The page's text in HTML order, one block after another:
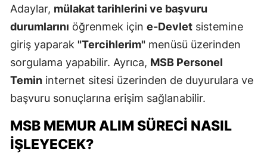
Adaylar, mülakat tarihlerini ve başvuru
durumlarını öğrenmek için e-Devlet sistemine
giriş yaparak "Tercihlerim" menüsü üzerinden
sorgulama yapabilir. Ayrıca, MSB Personel
Temin internet sitesi üzerinden de duyurulara ve
başvuru sonuçlarına erişim sağlanabilir.
MSB MEMUR ALIM SÜRECI NASIL
İŞLEYECEK?